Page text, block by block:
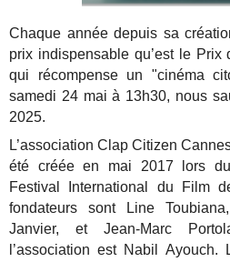
Chaque année depuis sa
prix indispensable qu’est le
qui récompense un "cinéma
samedi 24 mai à 13h30, nous
2025.
L’association Clap Citizen
été créée en mai 2017 lors
Festival International du Film
fondateurs sont Line
Janvier, et Jean-Marc
l’association est Nabil Ayouch.